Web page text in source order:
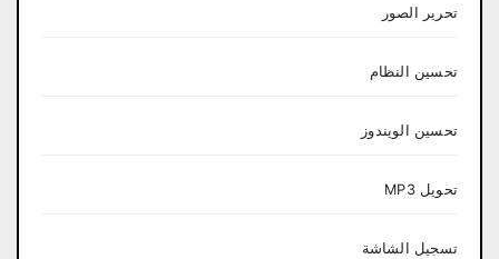
تحرير الصور
تحسين النظام
تحسين الويندوز
تحويل MP3
تسجيل الشاشة